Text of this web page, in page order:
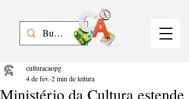
Ministério da Cultura estende
culturacaopg
4 de fev. 2 min de leitura